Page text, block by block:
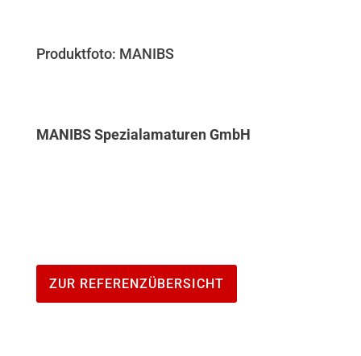
Produktfoto: MANIBS
MANIBS Spezialamaturen GmbH
ZUR REFERENZÜBERSICHT